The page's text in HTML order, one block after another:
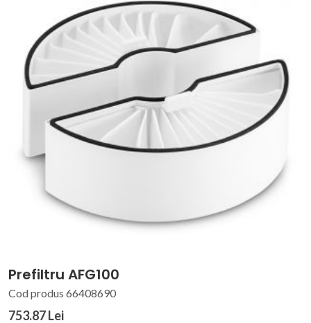
Prefiltru AFG100
Cod produs 66408690
753.87 Lei